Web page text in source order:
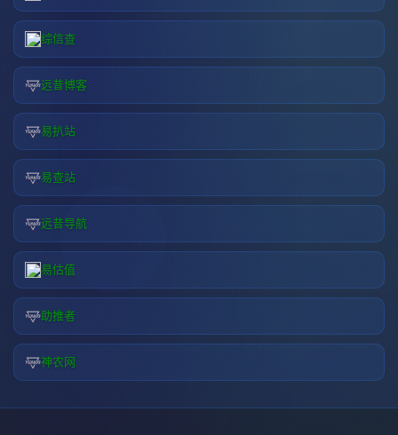
综信查
远昔博客
易扒站
易查站
远昔导航
易估值
助推者
神农网